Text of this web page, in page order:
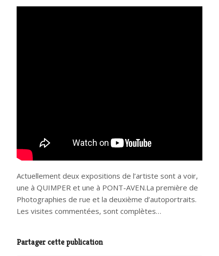
Actuellement deux expositions de l’artiste sont a voir,
une à QUIMPER et une à PONT-AVEN.La première de
Photographies de rue et la deuxième d’autoportraits.
Les visites commentées, sont complètes…
Partager cette publication